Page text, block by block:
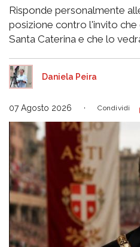
Risponde personalmente
posizione contro l'invito
Santa Caterina e che lo
Daniela Peira
07 Agosto 2026 Condividi